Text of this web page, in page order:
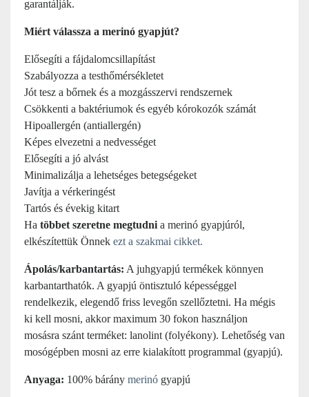
garantálják.
Miért válassza a merinó gyapjút?
Elősegíti a fájdalomcsillapítást
Szabályozza a testhőmérsékletet
Jót tesz a bőrnek és a mozgásszervi rendszernek
Csökkenti a baktériumok és egyéb kórokozók számát
Hipoallergén (antiallergén)
Képes elvezetni a nedvességet
Elősegíti a jó alvást
Minimalizálja a lehetséges betegségeket
Javítja a vérkeringést
Tartós és évekig kitart
Ha többet szeretne megtudni a merinó gyapjúról,
elkészítettük Önnek ezt a szakmai cikket.
Ápolás/karbantartás: A juhgyapjú termékek könnyen
karbantarthatók. A gyapjú öntisztuló képességgel
rendelkezik, elegendő friss levegőn szellőztetni. Ha mégis
ki kell mosni, akkor maximum 30 fokon használjon
mosásra szánt terméket: lanolint (folyékony). Lehetőség van
mosógépben mosni az erre kialakított programmal (gyapjú).
Anyaga: 100% bárány merinó gyapjú